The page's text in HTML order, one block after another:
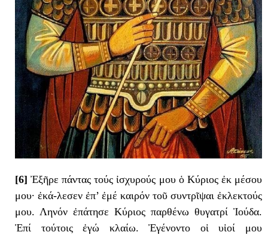
[6]Ἐξῆρε πάντας τούς ἰσχυρούς μου ὁ Κύριος ἐκ μέσου
μου· ἐκά-λεσεν ἐπ’ ἐμέ καιρόν τοῦ συντρῖψαι ἐκλεκτούς
μου. Ληνόν ἐπάτησε Κύριος παρθένω θυγατρί Ἰούδα.
Ἐπί τούτοις ἐγώ κλαίω. Ἐγένοντο οἱ υἱοί μου